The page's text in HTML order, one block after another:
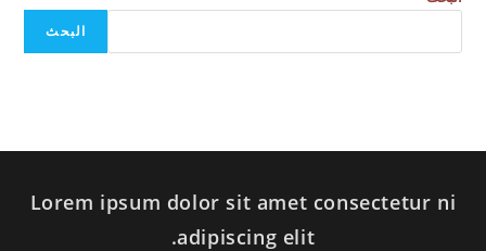
البحث
Lorem ipsum dolor sit amet consectetur ni
adipiscing elit.